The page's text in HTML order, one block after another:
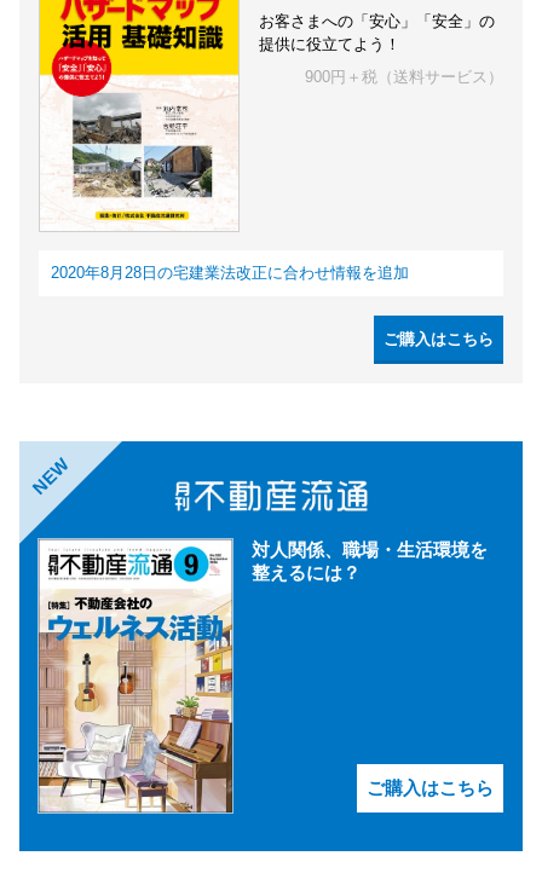
お客さまへの「安心」「安全」の
提供に役立てよう！
900円＋税（送料サービス）
2020年8月28日の宅建業法改正に合わせ情報を追加
ご購入はこちら
NEW
対人関係、職場・生活環境を
整えるには？
ご購入はこちら